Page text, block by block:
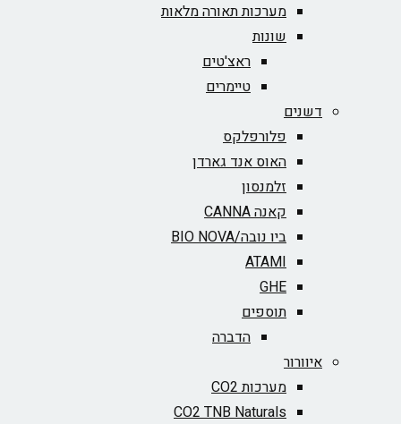
מערכות תאורה מלאות
שונות
ראצ'טים
טיימרים
דשנים
פלורפלקס
האוס אנד גארדן
זלמנסון
קאנה CANNA
ביו נובה/BIO NOVA‏
ATAMI
GHE
תוספים
הדברה
איוורור
מערכות CO2
CO2 TNB Naturals